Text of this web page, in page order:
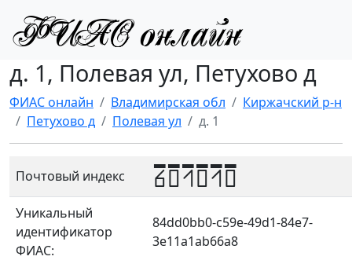
д. 1, Полевая ул, Петухово д
ФИАС онлайн Владимирская обл
Киржачский р-н
Петухово д
Полевая ул д. 1
Почтовый индекс 601010
Уникальный
идентификатор
ФИАС:
84dd0bb0-c59e-49d1-84e7-
3e11a1ab66a8